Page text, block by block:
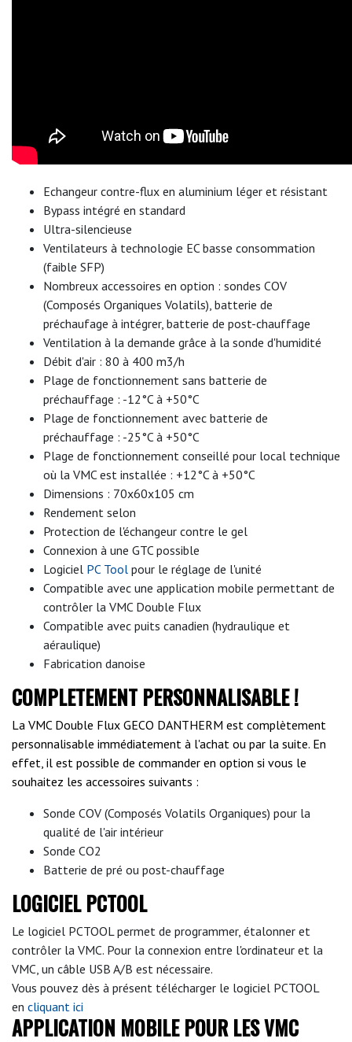
Echangeur contre-flux en aluminium léger et résistant
Bypass intégré en standard
Ultra-silencieuse
Ventilateurs à technologie EC basse consommation
(faible SFP)
Nombreux accessoires en option : sondes COV
(Composés Organiques Volatils), batterie de
préchaufage à intégrer, batterie de post-chauffage
Ventilation à la demande grâce à la sonde d'humidité
Débit d'air : 80 à 400 m3/h
Plage de fonctionnement sans batterie de
préchauffage : -12°C à +50°C
Plage de fonctionnement avec batterie de
préchauffage : -25°C à +50°C
Plage de fonctionnement conseillé pour local technique
où la VMC est installée : +12°C à +50°C
Dimensions : 70x60x105 cm
Rendement selon
Protection de l'échangeur contre le gel
Connexion à une GTC possible
Logiciel PC Tool pour le réglage de l'unité
Compatible avec une application mobile permettant de
contrôler la VMC Double Flux
Compatible avec puits canadien (hydraulique et
aéraulique)
Fabrication danoise
COMPLETEMENT PERSONNALISABLE !
La VMC Double Flux GECO DANTHERM est complètement
personnalisable immédiatement à l'achat ou par la suite. En
effet, il est possible de commander en option si vous le
souhaitez les accessoires suivants :
Sonde COV (Composés Volatils Organiques) pour la
qualité de l'air intérieur
Sonde CO2
Batterie de pré ou post-chauffage
LOGICIEL PCTOOL
Le logiciel PCTOOL permet de programmer, étalonner et
contrôler la VMC. Pour la connexion entre l'ordinateur et la
VMC, un câble USB A/B est nécessaire.
Vous pouvez dès à présent télécharger le logiciel PCTOOL
en cliquant ici
APPLICATION MOBILE POUR LES VMC